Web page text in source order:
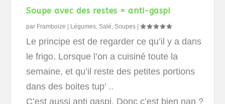
Soupe avec des restes = anti-gaspi
par Framboize Légumes,Salé,Soupes |
Le principe est de regarder ce qu’il y a dans
le frigo. Lorsque l’on a cuisiné toute la
semaine, et qu’il reste des petites portions
dans des boites tup’ ..
C’est aussi anti gaspi. Donc c’est bien nan ?